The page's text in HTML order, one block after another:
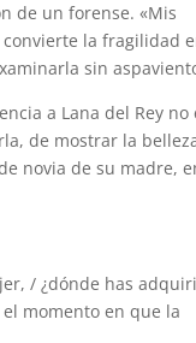
de un forense. «Mis
la fragilidad
sin
a Lana del Rey no
de mostrar la
novia de su madre,
/ ¿dónde has
momento en que la